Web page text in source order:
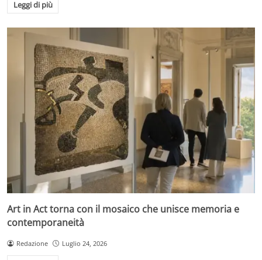
Leggi di più
Art in Act torna con il mosaico che unisce memoria e
contemporaneità
Redazione Luglio 24, 2026